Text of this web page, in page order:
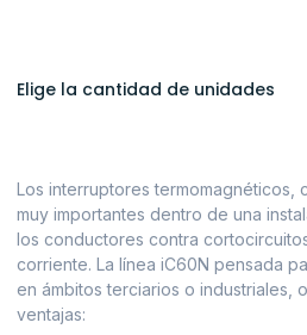
Elige la cantidad de unidades
Los interruptores termomagnéticos,
muy importantes dentro de una
los conductores contra
corriente. La línea iC60N pensada
en ámbitos terciarios o industriales,
ventajas: